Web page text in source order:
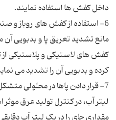
6- استفاده از کفش های روباز و
مانع تشدید تعریق پا و بدبویی
کفش های لاستیکی و پلاستیکی
7- قرار دادن پاها در محلولی
لیتر آب، در کنترل تولید عرق